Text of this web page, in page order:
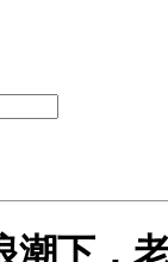
潮下，